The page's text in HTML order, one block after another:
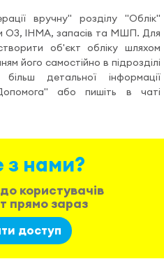
вручну" розділу "Облік"
ОЗ, ІНМА, запасів та МШП. Для
об'єкт обліку шляхом
його самостійно в підрозділі
детальної інформації
або пишіть в чаті
з нами?
користувачів
прямо зараз
доступ